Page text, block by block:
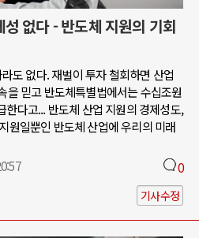
없다 - 반도체 지원의 기회
도 없다. 재벌이 투자 철회하면 산업
을 믿고 반도체특별법에서는 수십조원
한다고... 반도체 산업 지원의 경제성도,
원일뿐인 반도체 산업에 우리의 미래
0
기사수정